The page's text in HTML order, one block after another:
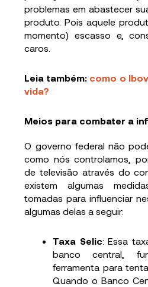
problemas em abastecer
produto. Pois aquele
momento) escasso e,
caros.
Leia também: como o
vida?
Meios para combater a
O governo federal não
como nós controlamos,
de televisão através do
existem algumas
tomadas para influenciar
algumas delas a seguir:
Taxa Selic: Essa
banco central,
ferramenta para
Quando o Banco